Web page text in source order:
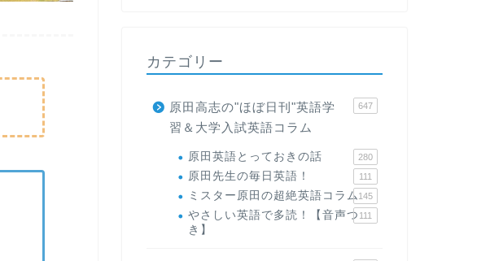
カテゴリー
原田高志の"ほぼ日刊"英語学
習＆大学入試英語コラム
647
原田英語とっておきの話 280
原田先生の毎日英語！ 111
ミスター原田の超絶英語コラム145
やさしい英語で多読！【音声つ
き】
111